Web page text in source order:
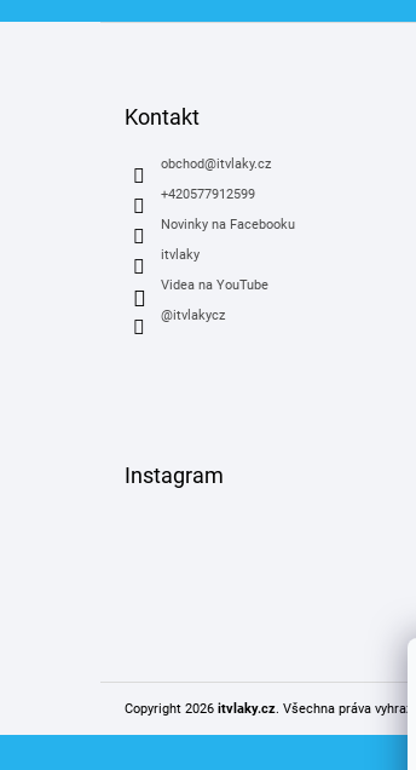
Kontakt
obchod@itvlaky.cz
+420577912599
Novinky na Facebooku
itvlaky
Videa na YouTube
@itvlakycz
Instagram
Copyright 2026 itvlaky.cz . Všechna práva